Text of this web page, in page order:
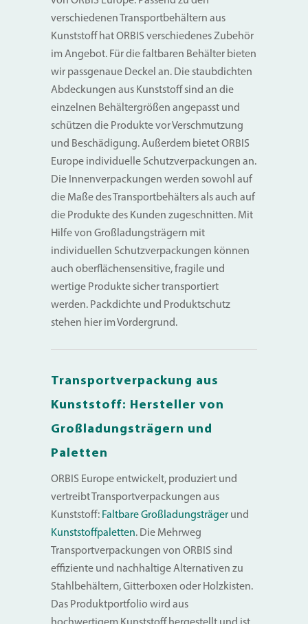
verschiedenen Transportbehältern aus
Kunststoff hat ORBIS verschiedenes Zubehör
im Angebot. Für die faltbaren Behälter bieten
wir passgenaue Deckel an. Die staubdichten
Abdeckungen aus Kunststoff sind an die
einzelnen Behältergrößen angepasst und
schützen die Produkte vor Verschmutzung
und Beschädigung. Außerdem bietet ORBIS
Europe individuelle Schutzverpackungen an.
Die Innenverpackungen werden sowohl auf
die Maße des Transportbehälters als auch auf
die Produkte des Kunden zugeschnitten. Mit
Hilfe von Großladungsträgern mit
individuellen Schutzverpackungen können
auch oberflächensensitive, fragile und
wertige Produkte sicher transportiert
werden. Packdichte und Produktschutz
stehen hier im Vordergrund.
Transportverpackung aus
Kunststoff: Hersteller von
Großladungsträgern und
Paletten
ORBIS Europe entwickelt, produziert und
vertreibt Transportverpackungen aus
Kunststoff: Faltbare Großladungsträger und
Kunststoffpaletten. Die Mehrweg
Transportverpackungen von ORBIS sind
effiziente und nachhaltige Alternativen zu
Stahlbehältern, Gitterboxen oder Holzkisten.
Das Produktportfolio wird aus